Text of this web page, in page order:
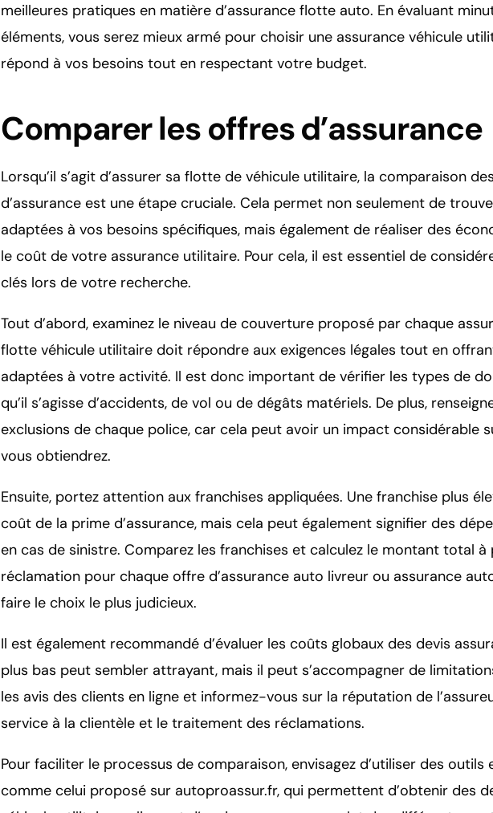
meilleures pratiques en matière d’assurance flotte auto. En évaluant
éléments, vous serez mieux armé pour choisir une assurance véhicule
répond à vos besoins tout en respectant votre budget.
Comparer les offres d’assurance
Lorsqu’il s’agit d’assurer sa flotte de véhicule utilitaire, la comparaison
d’assurance est une étape cruciale. Cela permet non seulement de
adaptées à vos besoins spécifiques, mais également de réaliser des
le coût de votre assurance utilitaire. Pour cela, il est essentiel de
clés lors de votre recherche.
Tout d’abord, examinez le niveau de couverture proposé par chaque
flotte véhicule utilitaire doit répondre aux exigences légales tout en
adaptées à votre activité. Il est donc important de vérifier les types de
qu’il s’agisse d’accidents, de vol ou de dégâts matériels. De plus,
exclusions de chaque police, car cela peut avoir un impact considérable
vous obtiendrez.
Ensuite, portez attention aux franchises appliquées. Une franchise plus
coût de la prime d’assurance, mais cela peut également signifier des
en cas de sinistre. Comparez les franchises et calculez le montant total à
réclamation pour chaque offre d’assurance auto livreur ou assurance
faire le choix le plus judicieux.
Il est également recommandé d’évaluer les coûts globaux des devis
plus bas peut sembler attrayant, mais il peut s’accompagner de
les avis des clients en ligne et informez-vous sur la réputation de
service à la clientèle et le traitement des réclamations.
Pour faciliter le processus de comparaison, envisagez d’utiliser des outils
comme celui proposé sur autoproassur.fr, qui permettent d’obtenir des